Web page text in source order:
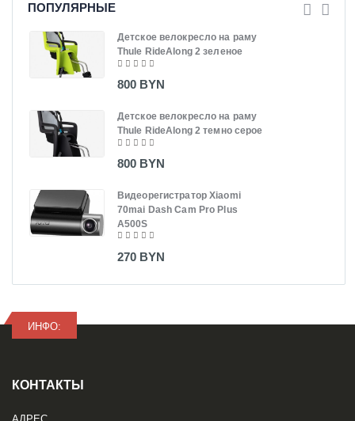
ПОПУЛЯРНЫЕ
Детское велокресло на раму
Thule RideAlong 2 зеленое
800 BYN
Детское велокресло на раму
Thule RideAlong 2 темно серое
800 BYN
Видеорегистратор Xiaomi
70mai Dash Cam Pro Plus
A500S
270 BYN
ИНФО:
КОНТАКТЫ